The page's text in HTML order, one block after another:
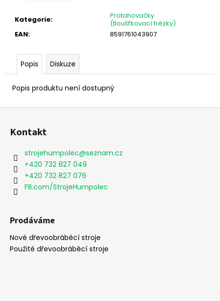
Kategorie:
Protahovačky
(tloušťkovací frézky)
EAN: 8591761043907
Popis Diskuze
Popis produktu není dostupný
Z
Kontakt
strojehumpolec@seznam.cz
+420 732 827 049
+420 732 827 076
FB.com/StrojeHumpolec
Prodáváme
Nové dřevoobráběcí stroje
Použité dřevoobráběcí stroje